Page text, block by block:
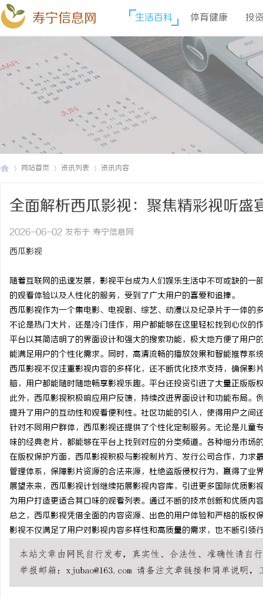
寿宁信息网 生活百科 体育健康 投
网站首页 资讯列表 资讯内容
全面解析西瓜影视：聚焦精彩视听盛
2026-06-02 发布于 寿宁信息网
西瓜影视
随着互联网的迅速发展，影视平台成为人们娱乐生活中不可或缺的
的观看体验以及人性化的服务，受到了广大用户的喜爱和追捧。
西瓜影视作为一个集电影、电视剧、综艺、动漫以及纪录片于一体
不论是热门大片，还是冷门佳作，用户都能够在这里轻松找到心仪的
平台以其简洁明了的界面设计和强大的搜索功能，极大地方便了用
能满足用户的个性化需求。同时，高清流畅的播放效果和智能推荐系
西瓜影视不仅注重影视内容的多样化，还不断优化技术支持，确保
脑，用户都能随时随地畅享影视乐趣。平台还投资引进了大量正版版
此外，西瓜影视积极响应用户反馈，持续改进界面设计和功能布局
提升了用户的互动性和观看便利性。社区功能的引入，使得用户之间
针对不同用户群体，西瓜影视还提供了个性化定制服务。无论是儿
味的经典老片，都能够在平台上找到对应的分类频道。各种细分市场
在版权保护方面，西瓜影视积极与影视制片方、发行公司合作，力
管理体系，保障影片资源的合法来源，杜绝盗版侵权行为，赢得了业
展望未来，西瓜影视计划继续拓展影视内容库，引进更多国际优质
为用户打造更适合其口味的观看列表。通过不断的技术创新和优质内
总之，西瓜影视凭借全面的内容资源、出色的用户体验和严格的版
影视不仅满足了用户对影视内容多样性和高质量的需求，也不断引领
揭秘！专业充电桩项目
哪些行业秘诀？